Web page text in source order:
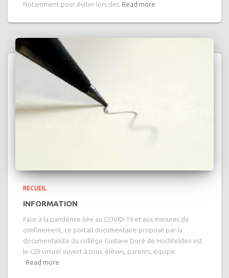
Notamment pour éviter lors des Read more
RECUEIL
INFORMATION
Face à la pandémie liée au COVID-19 et aux mesures de
confinement, ce portail documentaire proposé par la
documentaliste du collège Gustave Doré de Hochfelden est
le CDI virtuel ouvert à tous, élèves, parents, équipe
Read more